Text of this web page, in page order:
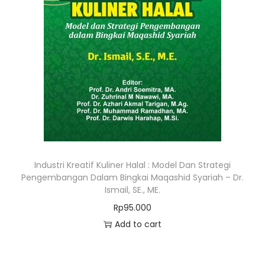
Industri Kreatif Kuliner Halal : Model Dan Strategi
Pengembangan Dalam Bingkai Maqashid Syariah – Dr.
Ismail, SE., ME.
Rp95.000
Add to cart